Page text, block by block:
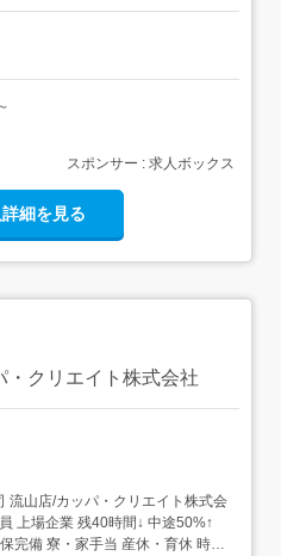
スポンサー : 求人ボックス
細を見る
・クリエイト株式会社
流山店/カッパ・クリエイト株式会
完備 寮・家⼿当 産休・育休 時短